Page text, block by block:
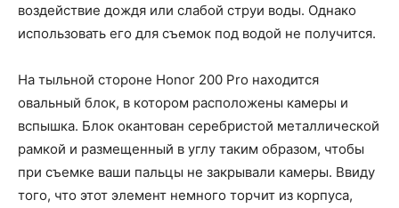
воздействие дождя или слабой струи воды. Однако
использовать его для съемок под водой не получится.
На тыльной стороне Honor 200 Pro находится
овальный блок, в котором расположены камеры и
вспышка. Блок окантован серебристой металлической
рамкой и размещенный в углу таким образом, чтобы
при съемке ваши пальцы не закрывали камеры. Ввиду
того, что этот элемент немного торчит из корпуса,